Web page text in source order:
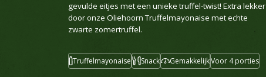
gevulde eitjes met een unieke truffel-twist! Extra lekker
door onze Oliehoorn Truffelmayonaise met echte
zwarte zomertruffel.
Truffelmayonaise Snack GemakkelijkVoor 4 porties